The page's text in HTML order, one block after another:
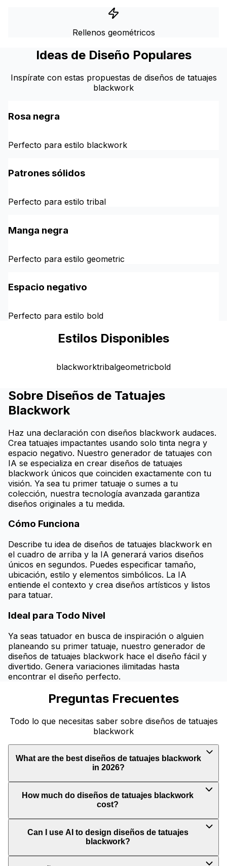
Rellenos geométricos
Ideas de Diseño Populares
Inspírate con estas propuestas de diseños de tatuajes
blackwork
Rosa negra
Perfecto para estilo blackwork
Patrones sólidos
Perfecto para estilo tribal
Manga negra
Perfecto para estilo geometric
Espacio negativo
Perfecto para estilo bold
Estilos Disponibles
blackworktribalgeometricbold
Sobre Diseños de Tatuajes
Blackwork
Haz una declaración con diseños blackwork audaces.
Crea tatuajes impactantes usando solo tinta negra y
espacio negativo. Nuestro generador de tatuajes con
IA se especializa en crear diseños de tatuajes
blackwork únicos que coinciden exactamente con tu
visión. Ya sea tu primer tatuaje o sumes a tu
colección, nuestra tecnología avanzada garantiza
diseños originales a tu medida.
Cómo Funciona
Describe tu idea de diseños de tatuajes blackwork en
el cuadro de arriba y la IA generará varios diseños
únicos en segundos. Puedes especificar tamaño,
ubicación, estilo y elementos simbólicos. La IA
entiende el contexto y crea diseños artísticos y listos
para tatuar.
Ideal para Todo Nivel
Ya seas tatuador en busca de inspiración o alguien
planeando su primer tatuaje, nuestro generador de
diseños de tatuajes blackwork hace el diseño fácil y
divertido. Genera variaciones ilimitadas hasta
encontrar el diseño perfecto.
Preguntas Frecuentes
Todo lo que necesitas saber sobre diseños de tatuajes
blackwork
What are the best diseños de tatuajes blackwork
in 2026?
How much do diseños de tatuajes blackwork
cost?
Can I use AI to design diseños de tatuajes
blackwork?